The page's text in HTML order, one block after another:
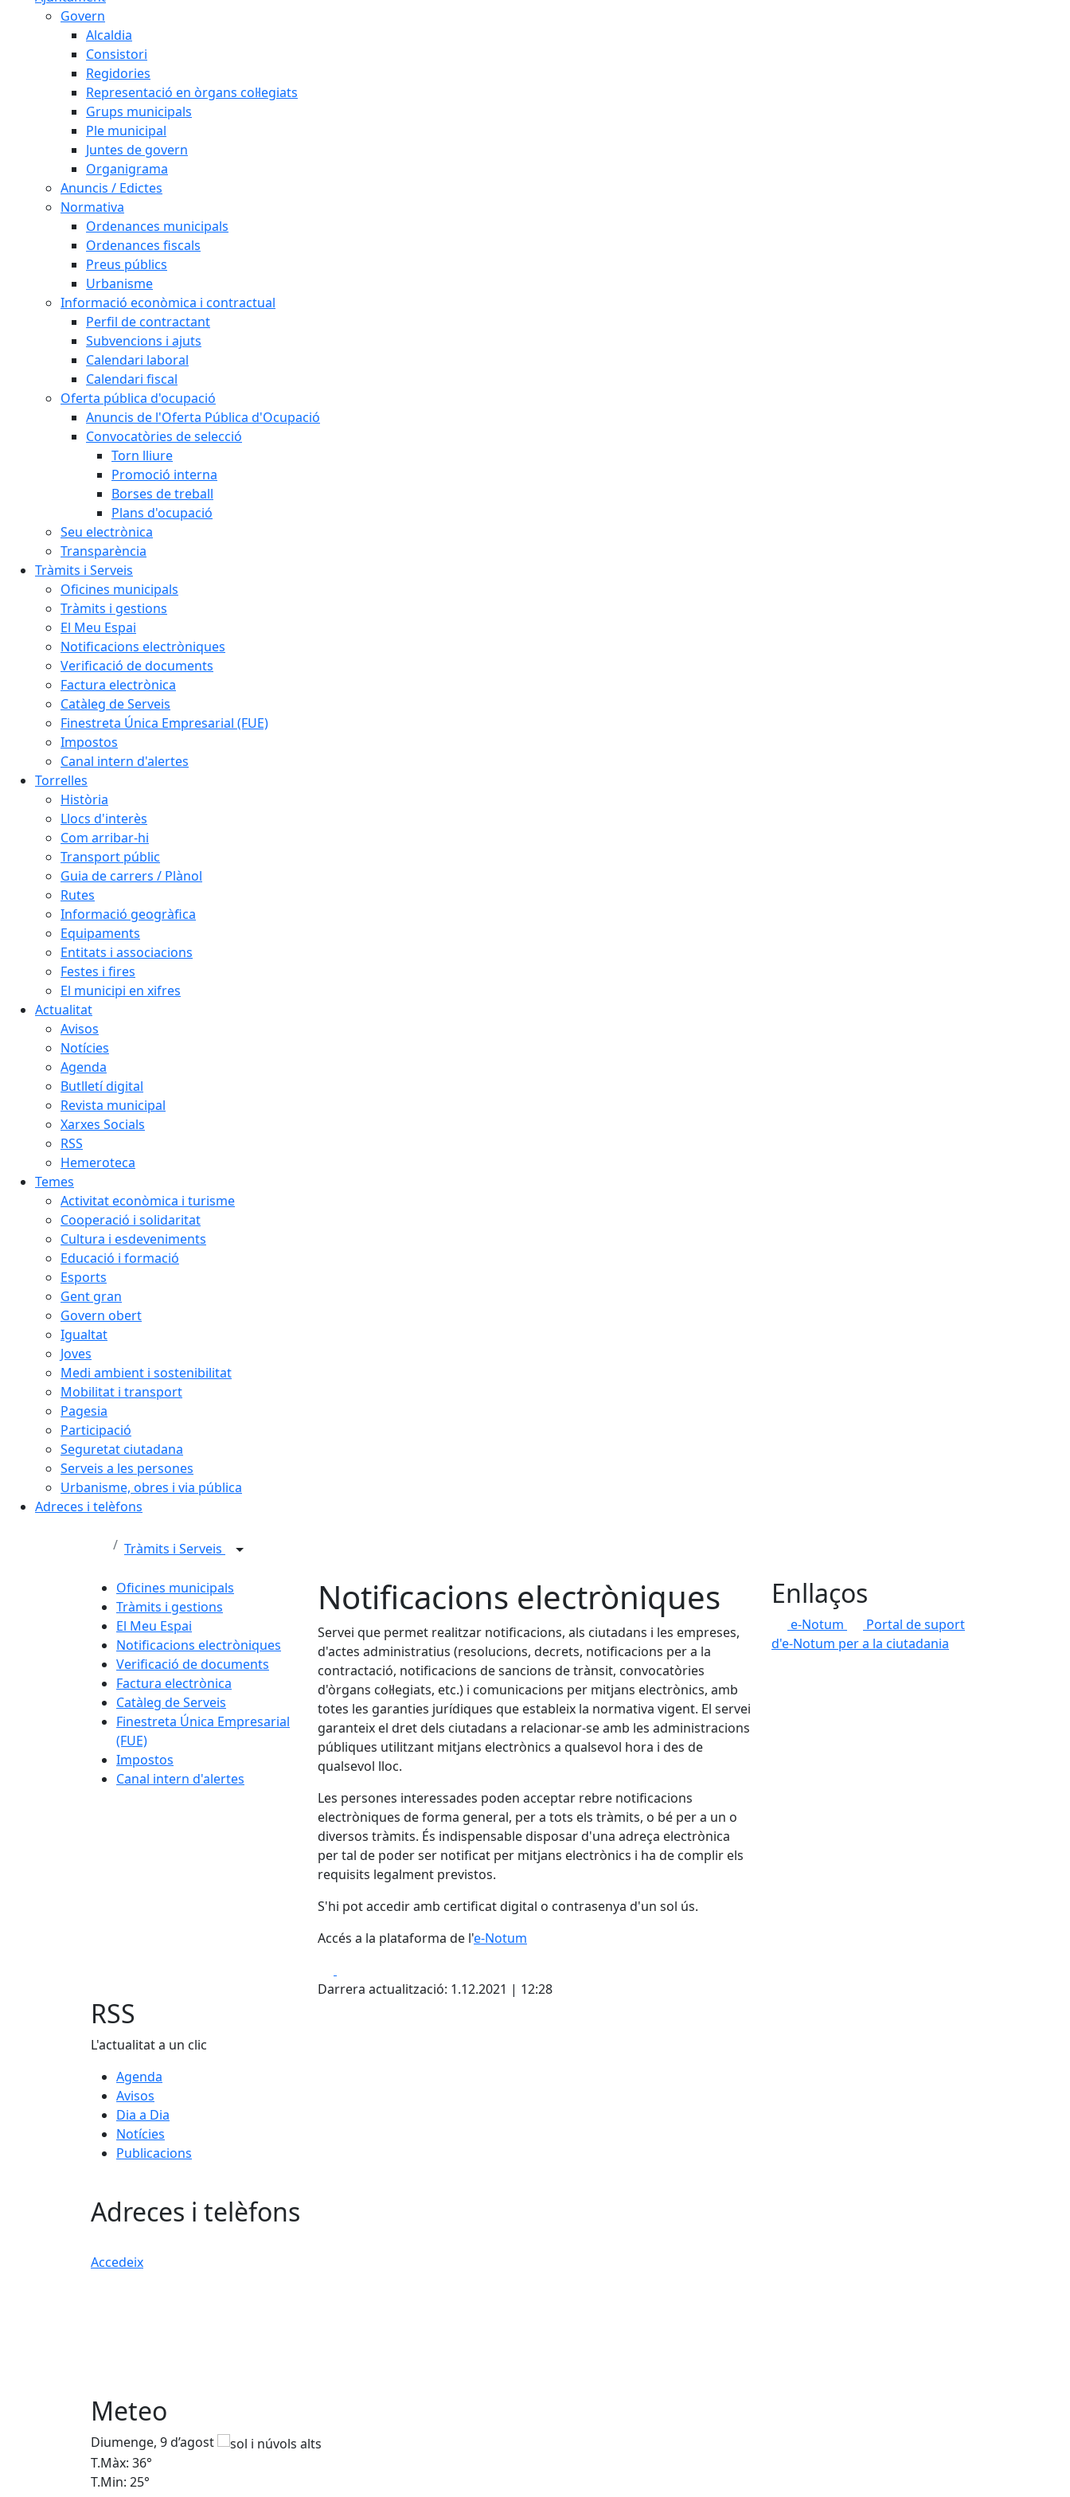
Govern
Alcaldia
Consistori
Regidories
Representació en òrgans col·legiats
Grups municipals
Ple municipal
Juntes de govern
Organigrama
Anuncis / Edictes
Normativa
Ordenances municipals
Ordenances fiscals
Preus públics
Urbanisme
Informació econòmica i contractual
Perfil de contractant
Subvencions i ajuts
Calendari laboral
Calendari fiscal
Oferta pública d'ocupació
Anuncis de l'Oferta Pública d'Ocupació
Convocatòries de selecció
Torn lliure
Promoció interna
Borses de treball
Plans d'ocupació
Seu electrònica
Transparència
Tràmits i Serveis
Oficines municipals
Tràmits i gestions
El Meu Espai
Notificacions electròniques
Verificació de documents
Factura electrònica
Catàleg de Serveis
Finestreta Única Empresarial (FUE)
Impostos
Canal intern d'alertes
Torrelles
Història
Llocs d'interès
Com arribar-hi
Transport públic
Guia de carrers / Plànol
Rutes
Informació geogràfica
Equipaments
Entitats i associacions
Festes i fires
El municipi en xifres
Actualitat
Avisos
Notícies
Agenda
Butlletí digital
Revista municipal
Xarxes Socials
RSS
Hemeroteca
Temes
Activitat econòmica i turisme
Cooperació i solidaritat
Cultura i esdeveniments
Educació i formació
Esports
Gent gran
Govern obert
Igualtat
Joves
Medi ambient i sostenibilitat
Mobilitat i transport
Pagesia
Participació
Seguretat ciutadana
Serveis a les persones
Urbanisme, obres i via pública
Adreces i telèfons
Tràmits i Serveis
Oficines municipals
Tràmits i gestions
El Meu Espai
Notificacions electròniques
Verificació de documents
Factura electrònica
Catàleg de Serveis
Finestreta Única Empresarial
(FUE)
Impostos
Canal intern d'alertes
Notificacions electròniques
Servei que permet realitzar notificacions, als ciutadans i les empreses,
d'actes administratius (resolucions, decrets, notificacions per a la
contractació, notificacions de sancions de trànsit, convocatòries
d'òrgans col·legiats, etc.) i comunicacions per mitjans electrònics, amb
totes les garanties jurídiques que estableix la normativa vigent. El servei
garanteix el dret dels ciutadans a relacionar-se amb les administracions
públiques utilitzant mitjans electrònics a qualsevol hora i des de
qualsevol lloc.
Les persones interessades poden acceptar rebre notificacions
electròniques de forma general, per a tots els tràmits, o bé per a un o
diversos tràmits. És indispensable disposar d'una adreça electrònica
per tal de poder ser notificat per mitjans electrònics i ha de complir els
requisits legalment previstos.
S'hi pot accedir amb certificat digital o contrasenya d'un sol ús.
Accés a la plataforma de l'e-Notum
Darrera actualització: 1.12.2021 | 12:28
Enllaços
e-Notum
Portal de suport
d'e-Notum per a la ciutadania
RSS
L'actualitat a un clic
Agenda
Avisos
Dia a Dia
Notícies
Publicacions
Adreces i telèfons
Accedeix
Meteo
Diumenge, 9 d’agost
T.Màx: 36°
T.Min: 25°